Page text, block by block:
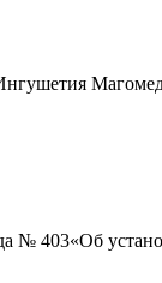
№ 403«Об